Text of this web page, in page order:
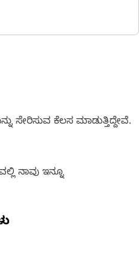
ಸೇರಿಸುವ ಕೆಲಸ ಮಾಡುತ್ತಿದ್ದೇವೆ.
ನಾವು ಇನ್ನೂ